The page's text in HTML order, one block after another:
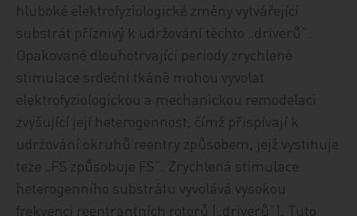
hluboké elektrofyziologické změny vytvářející
substrát příznivý k udržování těchto „driverů“.
Opakované dlouhotrvající periody zrychlené
stimulace srdeční tkáně mohou vyvolat
elektrofyziologickou a mechanickou remodelaci
zvyšující její heterogennost, čímž přispívají k
udržování okruhů reentry způsobem, jejž vystihuje
teze „FS způsobuje FS“. Zrychlená stimulace
heterogenního substrátu vyvolává vysokou
frekvenci reentrantních rotorů („driverů“). Tuto